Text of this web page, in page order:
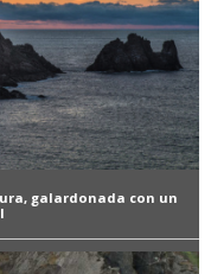
galardonada con un